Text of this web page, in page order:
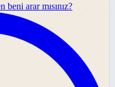
beni arar mısınız?